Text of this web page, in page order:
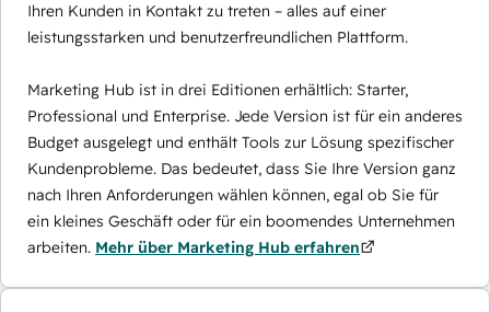
Ihren Kunden in Kontakt zu treten – alles auf einer
leistungsstarken und benutzerfreundlichen Plattform.
Marketing Hub ist in drei Editionen erhältlich: Starter,
Professional und Enterprise. Jede Version ist für ein anderes
Budget ausgelegt und enthält Tools zur Lösung spezifischer
Kundenprobleme. Das bedeutet, dass Sie Ihre Version ganz
nach Ihren Anforderungen wählen können, egal ob Sie für
ein kleines Geschäft oder für ein boomendes Unternehmen
arbeiten. Mehr über Marketing Hub erfahren